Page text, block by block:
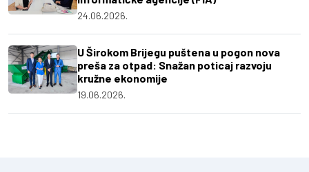
24.06.2026.
U Širokom Brijegu puštena u pogon nova
preša za otpad: Snažan poticaj razvoju
kružne ekonomije
19.06.2026.